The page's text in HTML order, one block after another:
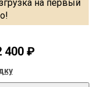
на первый
400 ₽